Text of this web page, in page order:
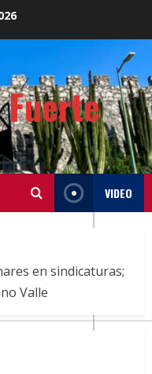
VIDEO
en sindicaturas;
Valle